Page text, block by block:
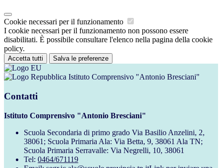
Cookie necessari per il funzionamento
I cookie necessari per il funzionamento non possono essere
disabilitati. È possibile consultare l'elenco nella pagina della cookie
policy.
Accetta tutti Salva le preferenze
Istituto Comprensivo "Antonio Bresciani"
Contatti
Istituto Comprensivo "Antonio Bresciani"
Scuola Secondaria di primo grado Via Basilio Anzelini, 2,
38061; Scuola Primaria Ala: Via Betta, 9, 38061 Ala TN;
Scuola Primaria Serravalle: Via Negrelli, 10, 38061
Tel: 0464/671119